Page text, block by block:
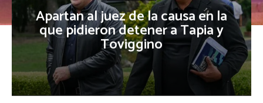
Apartan al juez de la causa en la
que pidieron detener a Tapia y
Toviggino